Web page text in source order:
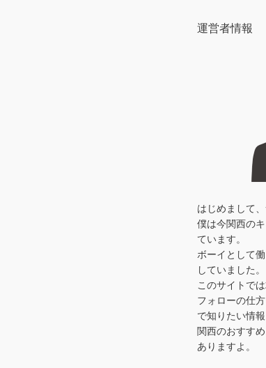
運営者情報
はじめまして
僕は今関西の
ています。
ボーイとして
していました。
このサイトで
フォローの仕
で知りたい情
関西のおすす
ありますよ。